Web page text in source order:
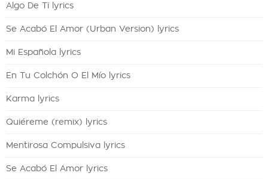
Algo De Ti lyrics
Se Acabó El Amor (Urban Version) lyrics
Mi Española lyrics
En Tu Colchón O El Mío lyrics
Karma lyrics
Quiéreme (remix) lyrics
Mentirosa Compulsiva lyrics
Se Acabó El Amor lyrics